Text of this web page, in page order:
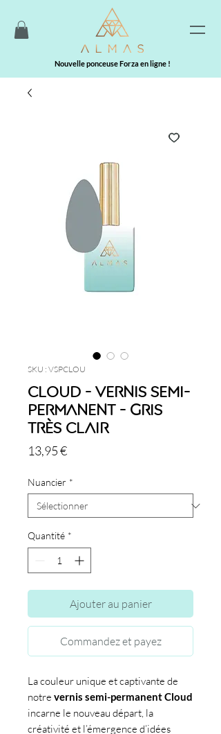
Nouvelle ponceuse Forza en ligne !
SKU : VSPCLOU
Cloud - Vernis semi-
permanent - Gris
Très Clair
13,95 €Prix
Nuancier *
Quantité *
Ajouter au panier
Commandez et payez
La couleur unique et captivante de
notre vernis semi-permanent Cloud
incarne le nouveau départ, la
créativité et l’émergence d’idées